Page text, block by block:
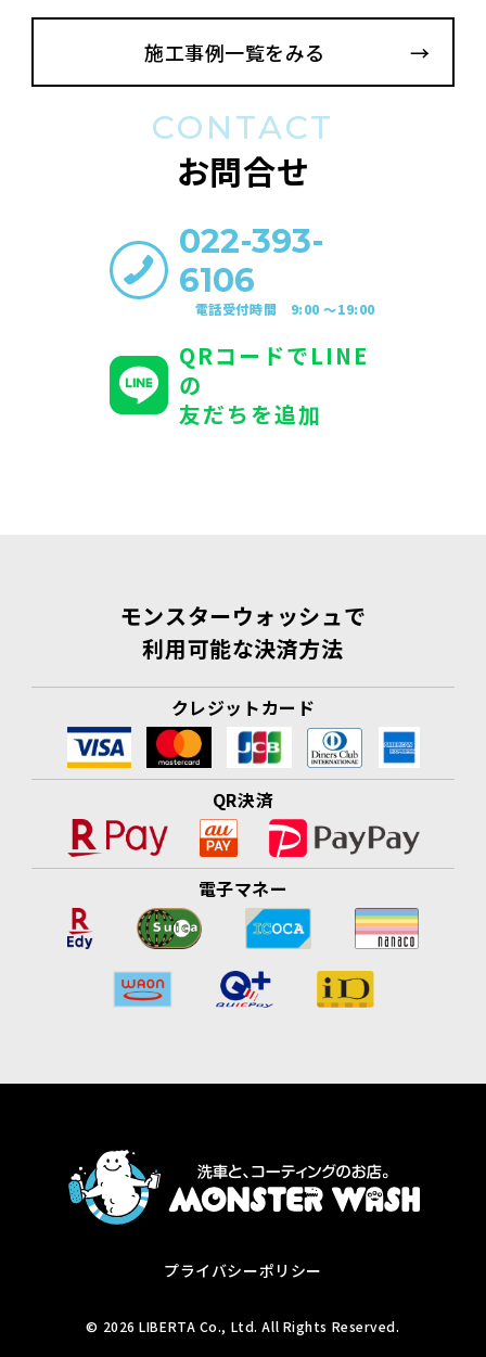
施工事例一覧をみる
CONTACT
お問合せ
022-393-
6106
電話受付時間 9:00 〜19:00
QRコードでLINE
の
友だちを追加
モンスターウォッシュで
利用可能な決済方法
クレジットカード
QR決済
電子マネー
プライバシーポリシー
© 2026 LIBERTA Co., Ltd. All Rights Reserved.